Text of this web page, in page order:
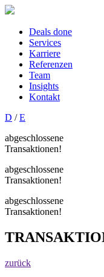
Deals done
Services
Karriere
Referenzen
Team
Insights
Kontakt
D /E
abgeschlossene
Transaktionen!
abgeschlossene
Transaktionen!
abgeschlossene
Transaktionen!
zurück